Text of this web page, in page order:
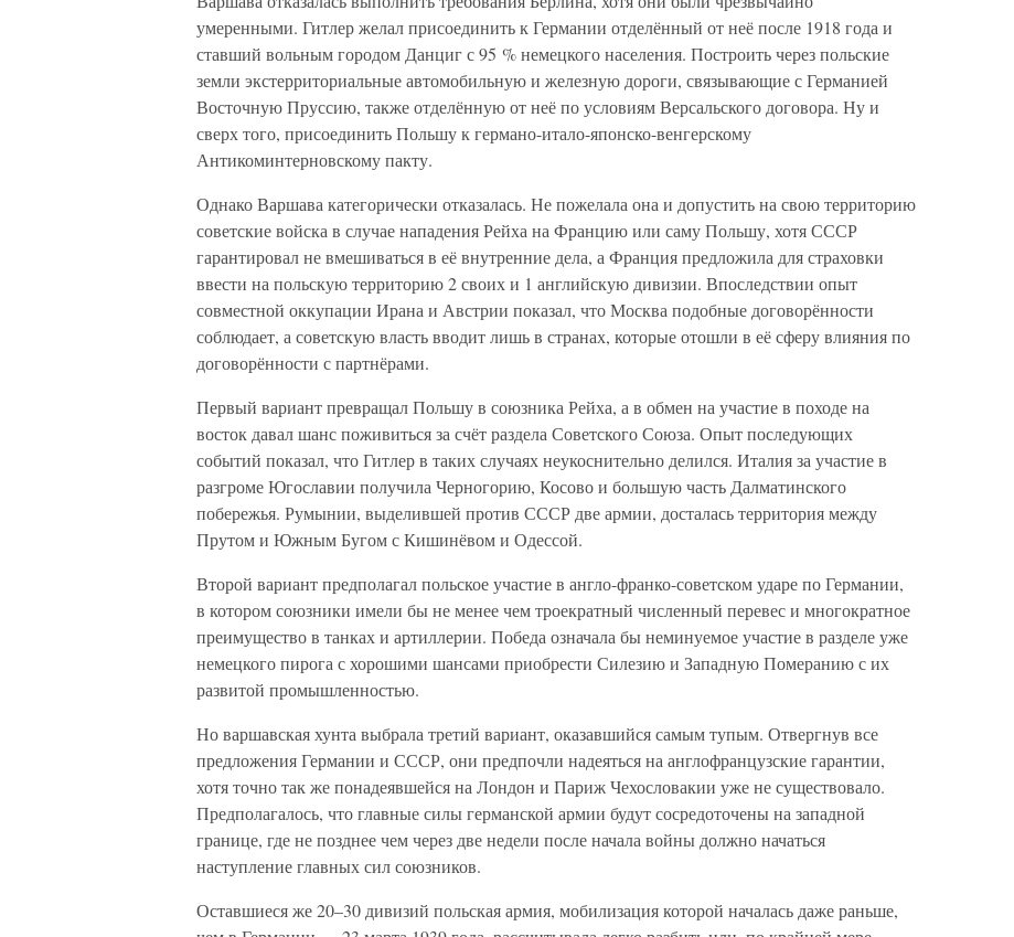
умеренными. Гитлер желал присоединить к Германии отделённый от неё после 1918 года и
ставший вольным городом Данциг с 95 % немецкого населения. Построить через польские
земли экстерриториальные автомобильную и железную дороги, связывающие с Германией
Восточную Пруссию, также отделённую от неё по условиям Версальского договора. Ну и
сверх того, присоединить Польшу к германо-итало-японско-венгерскому
Антикоминтерновскому пакту.
Однако Варшава категорически отказалась. Не пожелала она и допустить на свою территорию
советские войска в случае нападения Рейха на Францию или саму Польшу, хотя СССР
гарантировал не вмешиваться в её внутренние дела, а Франция предложила для страховки
ввести на польскую территорию 2 своих и 1 английскую дивизии. Впоследствии опыт
совместной оккупации Ирана и Австрии показал, что Москва подобные договорённости
соблюдает, а советскую власть вводит лишь в странах, которые отошли в её сферу влияния по
договорённости с партнёрами.
Первый вариант превращал Польшу в союзника Рейха, а в обмен на участие в походе на
восток давал шанс поживиться за счёт раздела Советского Союза. Опыт последующих
событий показал, что Гитлер в таких случаях неукоснительно делился. Италия за участие в
разгроме Югославии получила Черногорию, Косово и большую часть Далматинского
побережья. Румынии, выделившей против СССР две армии, досталась территория между
Прутом и Южным Бугом с Кишинёвом и Одессой.
Второй вариант предполагал польское участие в англо-франко-советском ударе по Германии,
в котором союзники имели бы не менее чем троекратный численный перевес и многократное
преимущество в танках и артиллерии. Победа означала бы неминуемое участие в разделе уже
немецкого пирога с хорошими шансами приобрести Силезию и Западную Померанию с их
развитой промышленностью.
Но варшавская хунта выбрала третий вариант, оказавшийся самым тупым. Отвергнув все
предложения Германии и СССР, они предпочли надеяться на англофранцузские гарантии,
хотя точно так же понадеявшейся на Лондон и Париж Чехословакии уже не существовало.
Предполагалось, что главные силы германской армии будут сосредоточены на западной
границе, где не позднее чем через две недели после начала войны должно начаться
наступление главных сил союзников.
Оставшиеся же 20–30 дивизий польская армия, мобилизация которой началась даже раньше,